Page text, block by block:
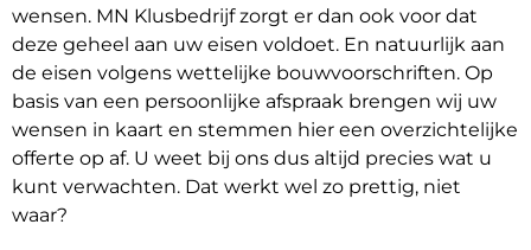
wensen. MN Klusbedrijf zorgt er dan ook voor dat
deze geheel aan uw eisen voldoet. En natuurlijk aan
de eisen volgens wettelijke bouwvoorschriften. Op
basis van een persoonlijke afspraak brengen wij uw
wensen in kaart en stemmen hier een overzichtelijke
offerte op af. U weet bij ons dus altijd precies wat u
kunt verwachten. Dat werkt wel zo prettig, niet
waar?